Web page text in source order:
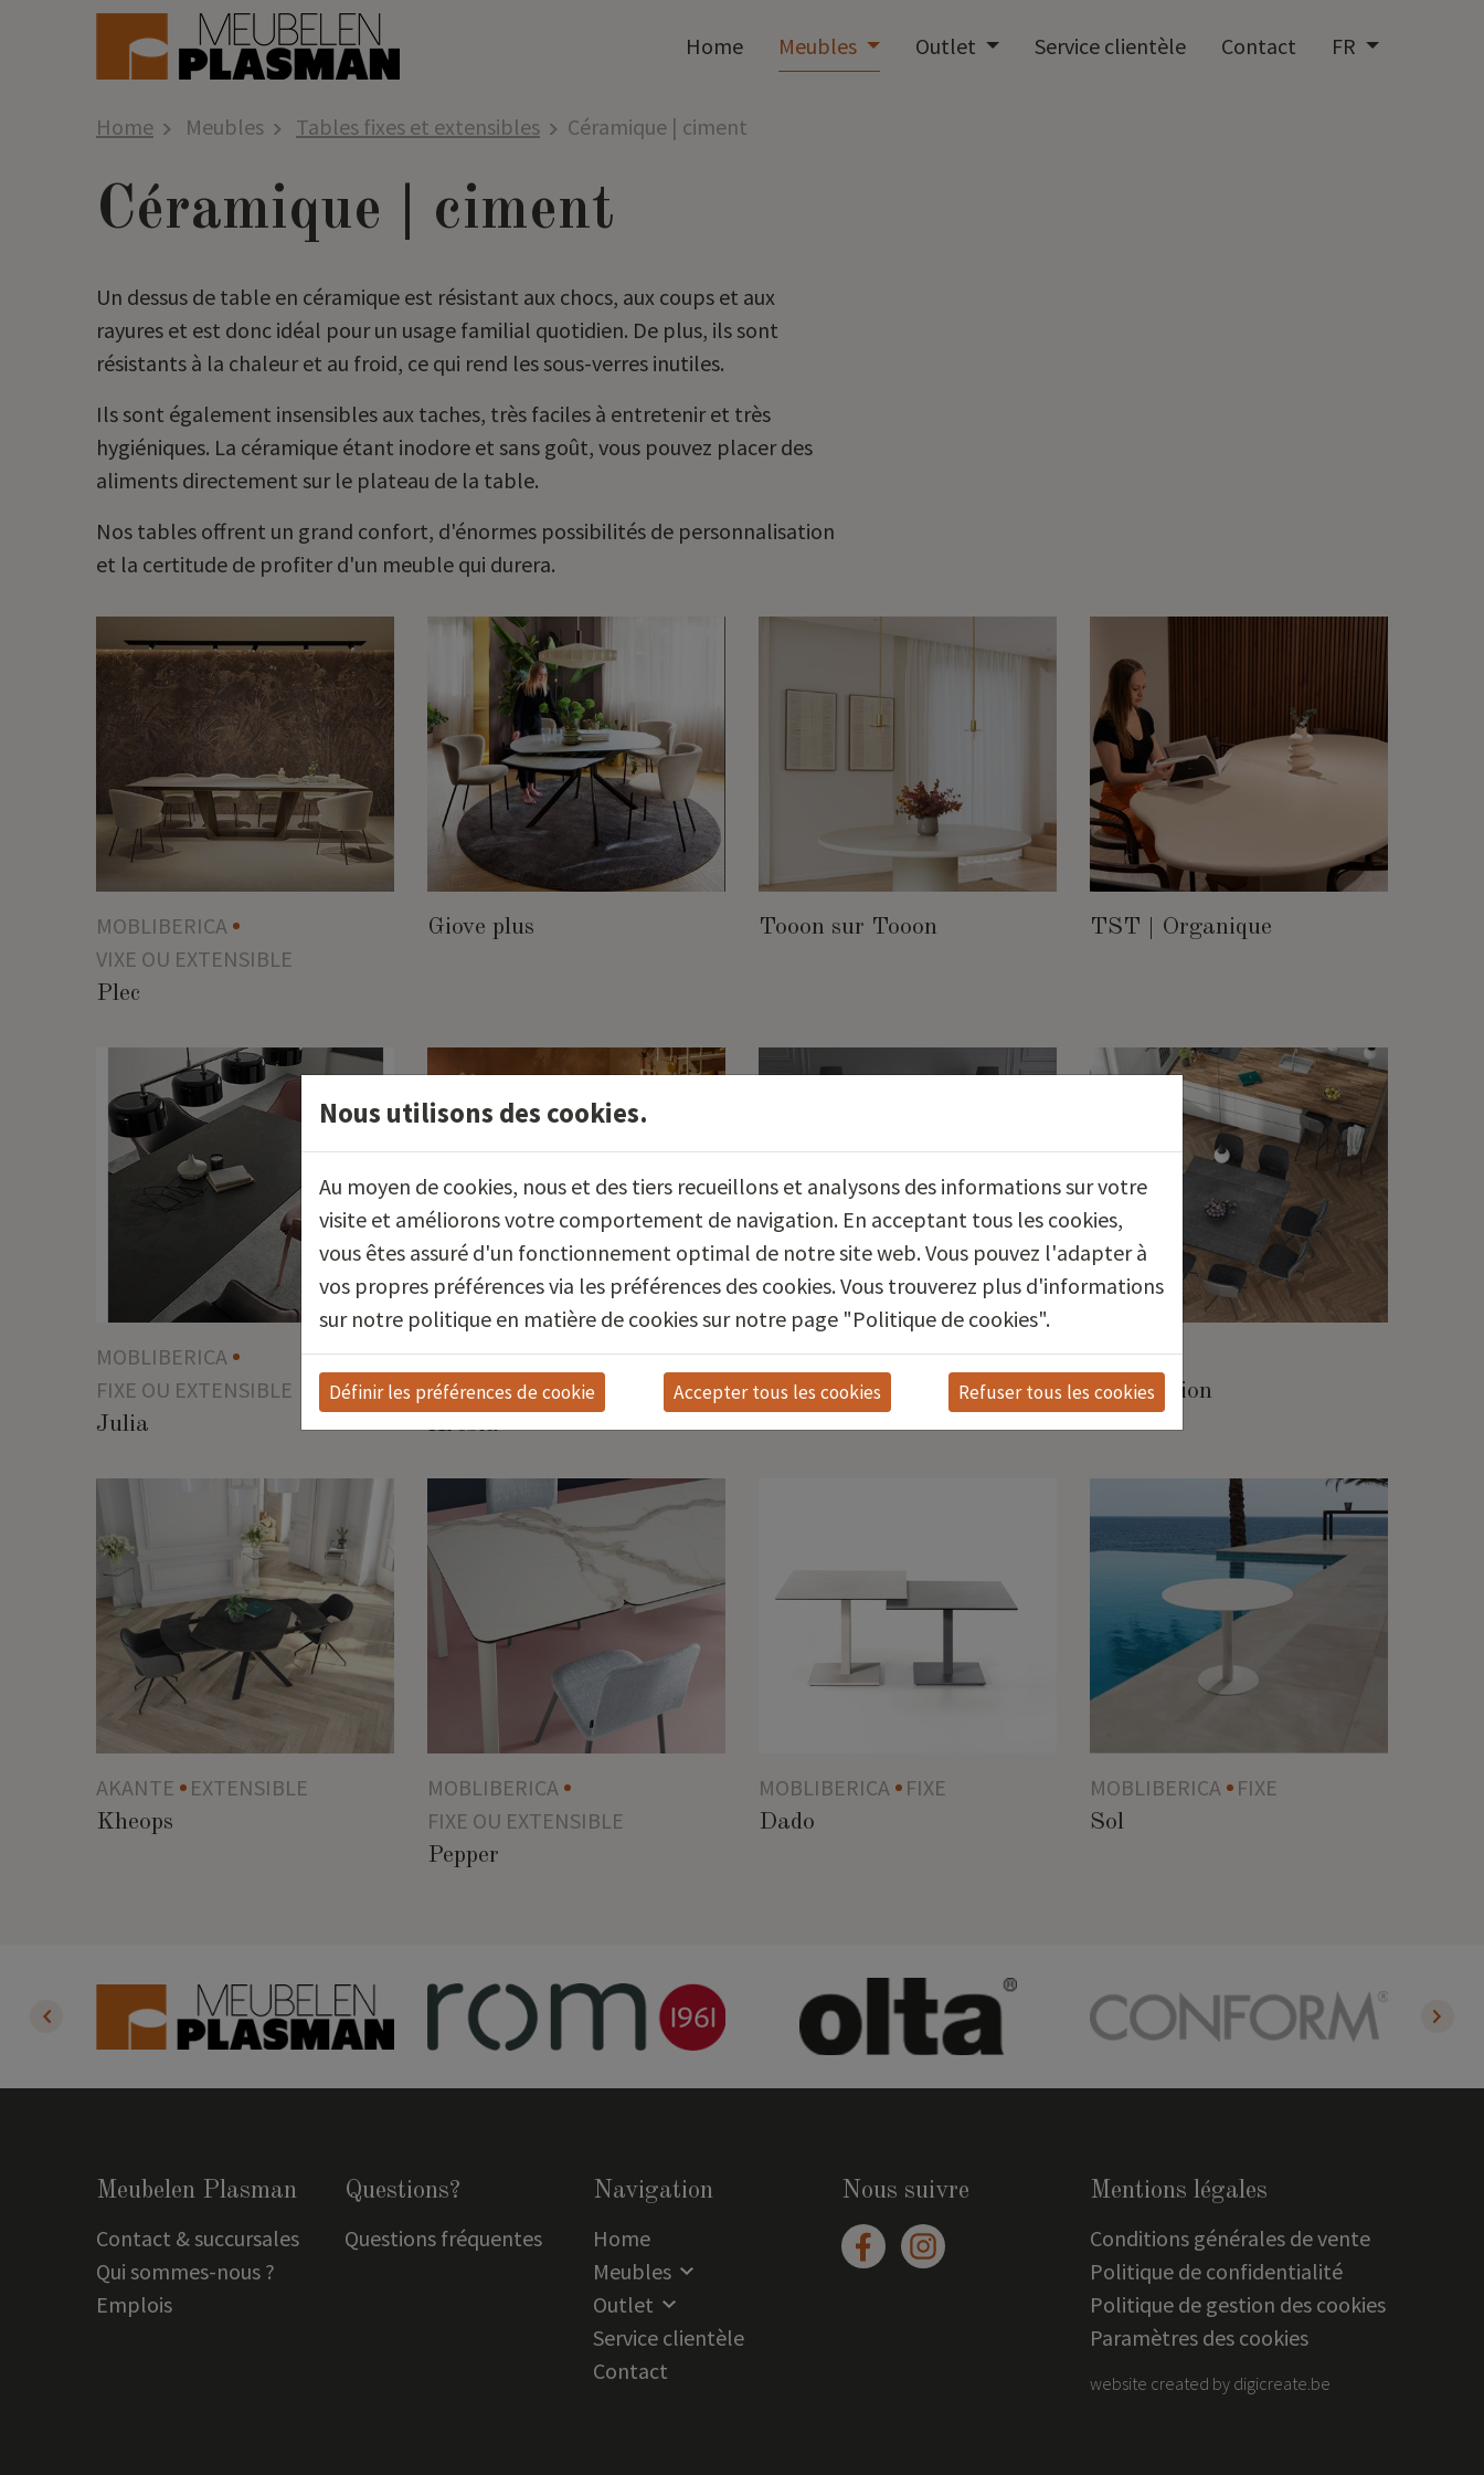
Home Meubles Outlet Service clientèle Contact FR
Home Meubles Tables fixes et extensibles Céramique | ciment
Céramique | ciment
Un dessus de table en céramique est résistant aux chocs, aux coups et aux
rayures et est donc idéal pour un usage familial quotidien. De plus, ils sont
résistants à la chaleur et au froid, ce qui rend les sous-verres inutiles.
Ils sont également insensibles aux taches, très faciles à entretenir et très
hygiéniques. La céramique étant inodore et sans goût, vous pouvez placer des
aliments directement sur le plateau de la table.
Nos tables offrent un grand confort, d'énormes possibilités de personnalisation
et la certitude de profiter d'un meuble qui durera.
MOBLIBERICA
VIXE OU EXTENSIBLE
Plec
Giove plus Tooon sur Tooon TST | Organique
MOBLIBERICA
FIXE OU EXTENSIBLE
Julia
MOBLIBERICA
FIXE OU EXTENSIBLE
Aresta
AKANTE EXTENSIBLE
Luna
AKANTE
Fascination
AKANTE EXTENSIBLE
Kheops
MOBLIBERICA
FIXE OU EXTENSIBLE
Pepper
MOBLIBERICA FIXE
Dado
MOBLIBERICA FIXE
Sol
Meubelen Plasman
Contact & succursales
Qui sommes-nous ?
Emplois
Questions?
Questions fréquentes
Navigation
Home
Meubles
Outlet
Service clientèle
Contact
Nous suivre Mentions légales
Conditions générales de vente
Politique de confidentialité
Politique de gestion des cookies
Paramètres des cookies
website created by digicreate.be
Nous utilisons des cookies.
Au moyen de cookies, nous et des tiers recueillons et analysons des informations sur votre
visite et améliorons votre comportement de navigation. En acceptant tous les cookies,
vous êtes assuré d'un fonctionnement optimal de notre site web. Vous pouvez l'adapter à
vos propres préférences via les préférences des cookies. Vous trouverez plus d'informations
sur notre politique en matière de cookies sur notre page "Politique de cookies".
Définir les préférences de cookie Refuser tous les cookies